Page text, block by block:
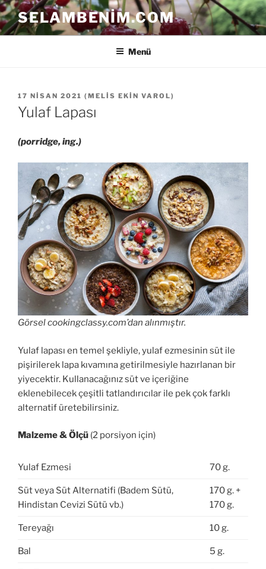
İçeriğe
geç SELAMBENIM.COM
Menü
YAYIM
TARIHI
17 NISAN 2021 ( MELIS EKIN VAROL)
Yulaf Lapası
(porridge, ing.)
Görsel cookingclassy.com’dan alınmıştır.
Yulaf lapası en temel şekliyle, yulaf ezmesinin süt ile
pişirilerek lapa kıvamına getirilmesiyle hazırlanan bir
yiyecektir. Kullanacağınız süt ve içeriğine
eklenebilecek çeşitli tatlandırıcılar ile pek çok farklı
alternatif üretebilirsiniz.
Malzeme & Ölçü (2 porsiyon için)
Yulaf Ezmesi 70 g.
Süt veya Süt Alternatifi (Badem Sütü,
Hindistan Cevizi Sütü vb.)
170 g. +
170 g.
Tereyağı 10 g.
Bal 5 g.